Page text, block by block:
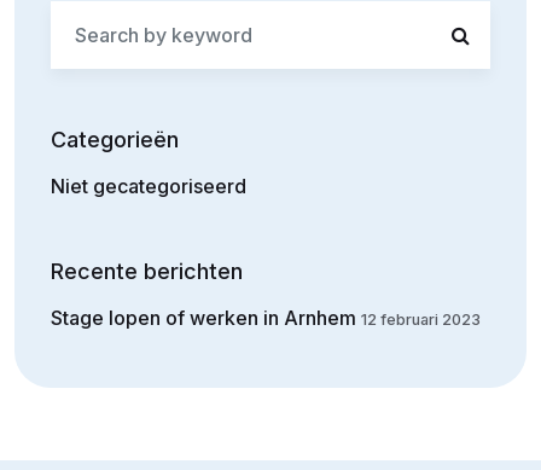
for:
Categorieën
Niet gecategoriseerd
Recente berichten
Stage lopen of werken in Arnhem 12 februari 2023